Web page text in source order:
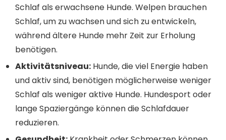
Schlaf als erwachsene Hunde. Welpen brauchen
Schlaf, um zu wachsen und sich zu entwickeln,
während ältere Hunde mehr Zeit zur Erholung
benötigen.
Aktivitätsniveau: Hunde, die viel Energie haben
und aktiv sind, benötigen möglicherweise weniger
Schlaf als weniger aktive Hunde. Hundesport oder
lange Spaziergänge können die Schlafdauer
reduzieren.